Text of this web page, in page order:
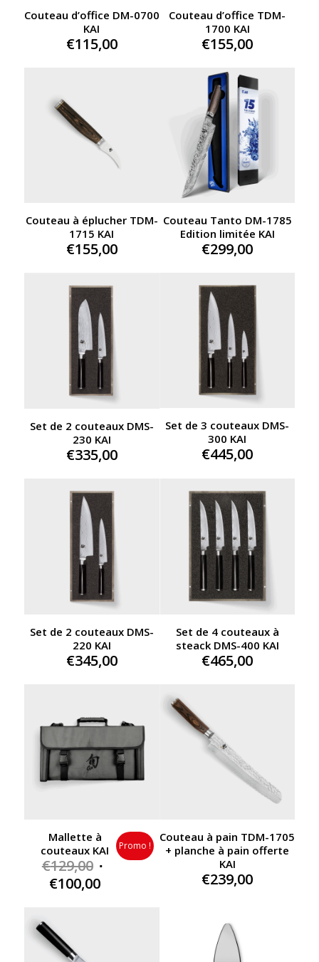
Couteau d’office DM-0700
KAI
€115,00
Couteau d’office TDM-
1700 KAI
€155,00
Couteau à éplucher TDM-
1715 KAI
€155,00
Couteau Tanto DM-1785
Edition limitée KAI
€299,00
Set de 2 couteaux DMS-
230 KAI
€335,00
Set de 3 couteaux DMS-
300 KAI
€445,00
Set de 2 couteaux DMS-
220 KAI
€345,00
Set de 4 couteaux à
steack DMS-400 KAI
€465,00
Mallette à
couteaux KAI
€129,00 Original
price
€100,00Current
Promo !
Couteau à pain TDM-1705
+ planche à pain offerte
KAI
€239,00